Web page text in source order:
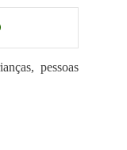
pessoas